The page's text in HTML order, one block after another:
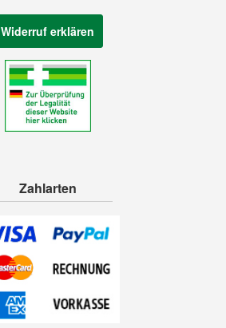
Widerruf erklären
Zahlarten